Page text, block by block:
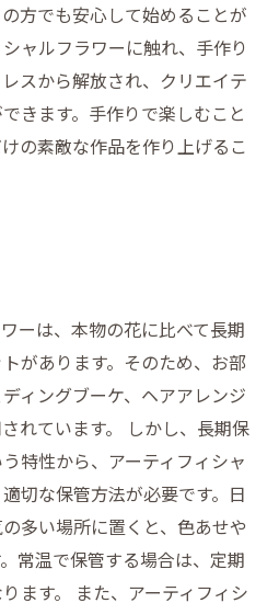
方でも安心して始めることが
ャルフラワーに触れ、手作り
スから解放され、クリエイテ
きます。手作りで楽しむこと
の素敵な作品を作り上げるこ
ーは、本物の花に比べて長期
があります。そのため、お部
ィングブーケ、ヘアアレンジ
れています。 しかし、長期保
特性から、アーティフィシャ
切な保管方法が必要です。日
多い場所に置くと、色あせや
常温で保管する場合は、定期
ます。 また、アーティフィシ